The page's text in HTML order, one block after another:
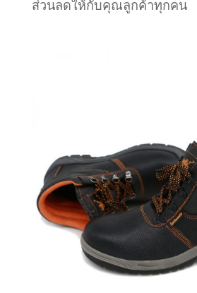
ส่วนลดให้กับคุณลูกค้าทุกคน